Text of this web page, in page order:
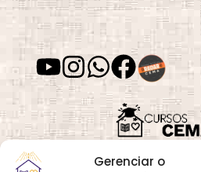
Gerenciar o
Desenvolvimento
de Habilidades
Desenvolvimento